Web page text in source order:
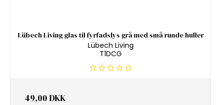
Lübech Living glas til fyrfadslys grå med små runde huller
Lübech Living
T1DCG
49,00 DKK